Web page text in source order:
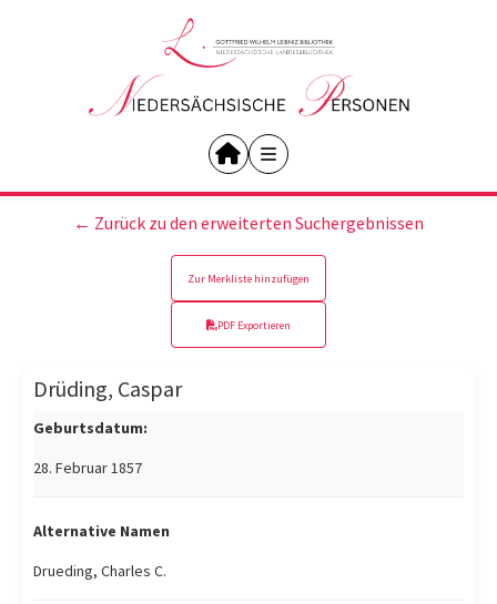
← Zurück zu den erweiterten Suchergebnissen
Zur Merkliste hinzufügen
PDF Exportieren
Drüding, Caspar
Geburtsdatum:
28. Februar 1857
Alternative Namen
Drueding, Charles C.